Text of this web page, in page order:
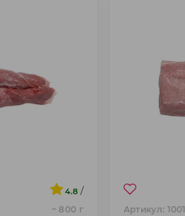
4.8 /
~ 800 г Артикул: